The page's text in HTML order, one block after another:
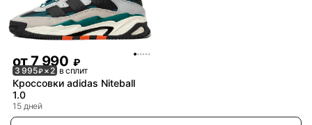
от7 990 ₽
3 995₽× 2 в сплит
Кроссовки adidas Niteball
1.0
15 дней